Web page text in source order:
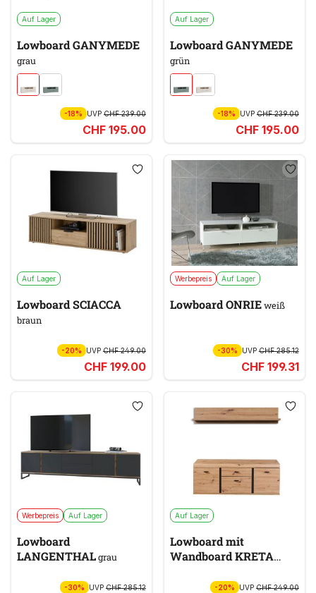
Auf Lager
Lowboard GANYMEDE
grau
-18% UVP CHF 239.00
CHF 195.00
Auf Lager
Lowboard GANYMEDE
grün
-18% UVPCHF 239.00
CHF 195.00
Auf Lager
Lowboard SCIACCA
braun
-20% UVP CHF 249.00
CHF 199.00
Werbepreis Auf Lager
Lowboard ONRIEweiß
-30% UVPCHF 285.12
CHF 199.31
Werbepreis Auf Lager
Lowboard
LANGENTHALgrau
-30% UVP CHF 285.12
Auf Lager
Lowboard mit
Wandboard KRETA
-20% UVPCHF 249.00